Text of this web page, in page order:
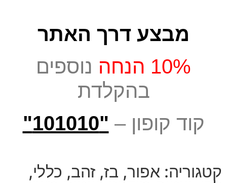
מבצע דרך האתר
10% הנחה
נוספים
בהקלדת
קוד קופון – "101010"
קטגוריה: אפור, בז, זהב, כללי,